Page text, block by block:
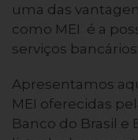
uma das
como MEI é a
serviços bancários.
Apresentamos
MEI oferecidas
Banco do Brasil e